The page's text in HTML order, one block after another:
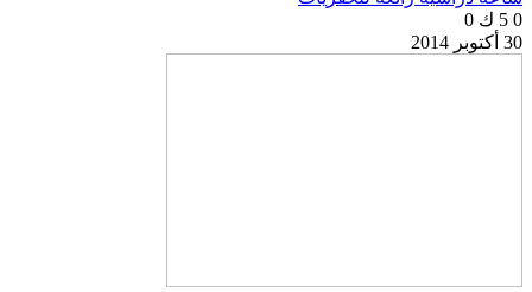
0 5 ك
0
30 أكتوبر 2014